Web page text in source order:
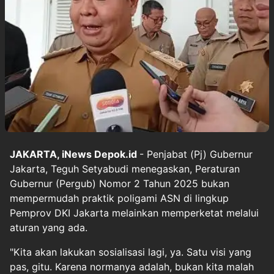
JAKARTA, iNews Depok.id - Penjabat (Pj) Gubernur
Jakarta, Teguh Setyabudi menegaskan, Peraturan
Gubernur (Pergub) Nomor 2 Tahun 2025 bukan
mempermudah praktik poligami ASN di lingkup
Pemprov DKI Jakarta melainkan memperketat melalui
aturan yang ada.
"Kita akan lakukan sosialisasi lagi, ya. Satu visi yang
pas, gitu. Karena normanya adalah, bukan kita malah